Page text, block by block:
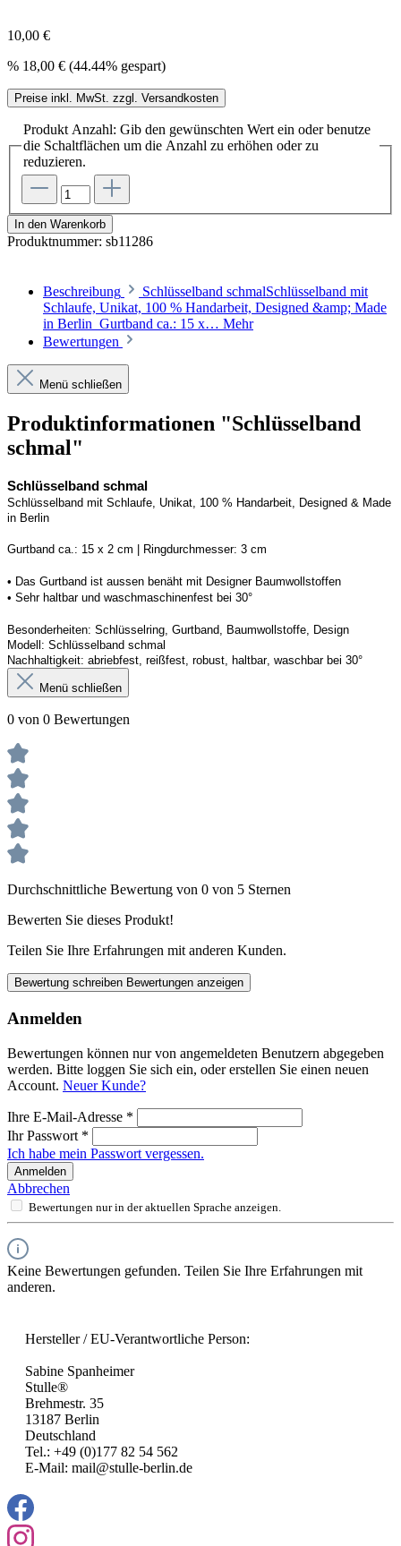
10,00 €
% 18,00 € (44.44% gespart)
Preise inkl. MwSt. zzgl. Versandkosten
Produkt Anzahl: Gib den gewünschten Wert ein oder benutze
die Schaltflächen um die Anzahl zu erhöhen oder zu
reduzieren.
In den Warenkorb
Produktnummer: sb11286
Beschreibung
Schlüsselband schmalSchlüsselband mit
Schlaufe, Unikat, 100 % Handarbeit, Designed &amp; Made
in Berlin Gurtband ca.: 15 x… Mehr
Bewertungen
Menü schließen
Produktinformationen "Schlüsselband
schmal"
Schlüsselband schmal
Schlüsselband mit Schlaufe, Unikat, 100 % Handarbeit, Designed & Made
in Berlin
Gurtband ca.: 15 x 2 cm | Ringdurchmesser: 3 cm
• Das Gurtband ist aussen benäht mit Designer Baumwollstoffen
• Sehr haltbar und waschmaschinenfest bei 30°
Besonderheiten: Schlüsselring, Gurtband, Baumwollstoffe, Design
Modell: Schlüsselband schmal
Nachhaltigkeit: abriebfest, reißfest, robust, haltbar, waschbar bei 30°
Menü schließen
0 von 0 Bewertungen
Durchschnittliche Bewertung von 0 von 5 Sternen
Bewerten Sie dieses Produkt!
Teilen Sie Ihre Erfahrungen mit anderen Kunden.
Bewertung schreiben Bewertungen anzeigen
Anmelden
Bewertungen können nur von angemeldeten Benutzern abgegeben
werden. Bitte loggen Sie sich ein, oder erstellen Sie einen neuen
Account. Neuer Kunde?
Ihre E-Mail-Adresse *
Ihr Passwort *
Ich habe mein Passwort vergessen.
Anmelden
Abbrechen
Bewertungen nur in der aktuellen Sprache anzeigen.
Keine Bewertungen gefunden. Teilen Sie Ihre Erfahrungen mit
anderen.
Hersteller / EU-Verantwortliche Person:
Sabine Spanheimer
Stulle®
Brehmestr. 35
13187 Berlin
Deutschland
Tel.: +49 (0)177 82 54 562
E-Mail: mail@stulle-berlin.de